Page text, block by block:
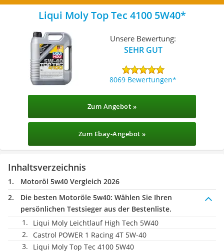
Liqui Moly Top Tec 4100 5W40
Unsere Bewertung:
SEHR GUT
8069 Bewertungen
Zum Angebot »
Zum Ebay-Angebot »
Inhaltsverzeichnis
Motoröl 5w40 Vergleich 2026
Die besten Motoröle 5w40: Wählen Sie Ihren
persönlichen Testsieger aus der Bestenliste.
Liqui Moly Leichtlauf High Tech 5W40
Castrol POWER 1 Racing 4T 5W-40
Liqui Moly Top Tec 4100 5W40